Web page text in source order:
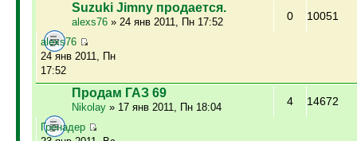
Suzuki Jimny продается.
alexs76» 24 янв 2011, Пн 17:52 0 10051
alexs76
24 янв 2011, Пн
17:52
Продам ГАЗ 69
Nikolay» 17 янв 2011, Пн 18:04 4 14672
Гренадер